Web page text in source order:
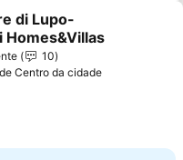
aos favoritos
di Lupo-
Homes&Villas
10
Centro da cidade